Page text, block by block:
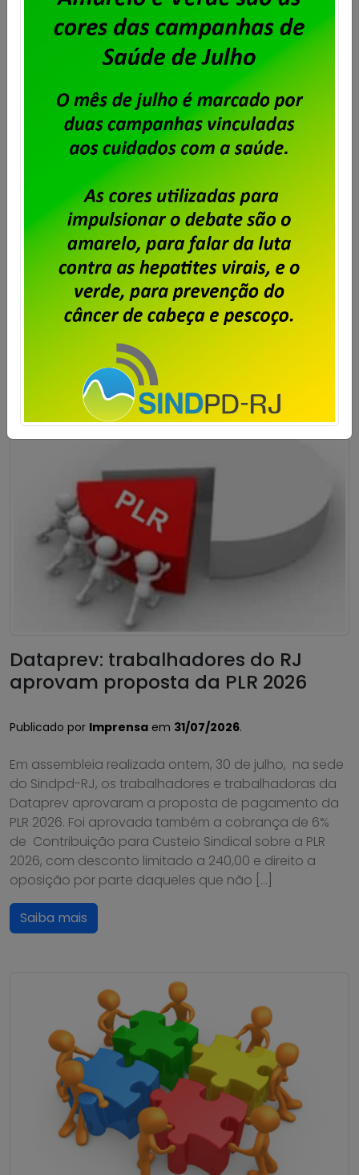
Unisys Brasil – Sindicato abre prazo
para apresentação de cartas de
oposição ao desconto para
fortalecimento sindical
Publicado porImprensaem06/08/2026.
Após o encerramento da negociação do Acordo de
Coletivo de Trabalho (ACT) 2026/2028 dos
trabalhadores e trabalhadoras da Unisys Brasil, será
cobrada a Contribuição para Custeio Sindical,
conforme aprovado em assembleia. O desconto
previsto é de 50% de um único dia de salário vigente
do trabalhador, conforme a cláusula “54ª –
Contribuição Para Custeio Sindical” […]
Dataprev: trabalhadores do RJ
aprovam proposta da PLR 2026
Publicado por Imprensa em 31/07/2026.
Em assembleia realizada ontem, 30 de julho, na sede
do Sindpd-RJ, os trabalhadores e trabalhadoras da
Dataprev aprovaram a proposta de pagamento da
PLR 2026. Foi aprovada também a cobrança de 6%
de Contribuição para Custeio Sindical sobre a PLR
2026, com desconto limitado a 240,00 e direito a
oposição por parte daqueles que não […]
Saiba mais